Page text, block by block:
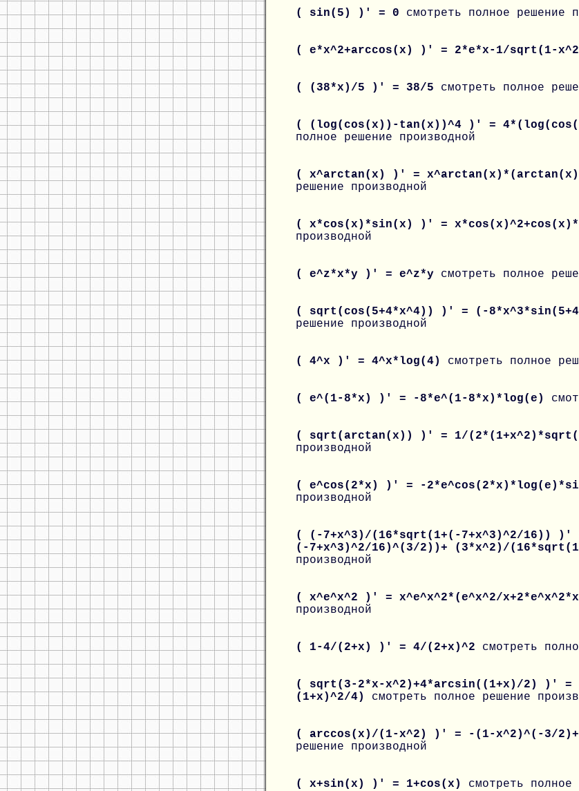
( sin(5) )' = 0 смотреть полное решение
( e*x^2+arccos(x) )' = 2*e*x-1/sqrt(1-
( (38*x)/5 )' = 38/5 смотреть полное
( (log(cos(x))-tan(x))^4 )' =
полное решение производной
( x^arctan(x) )' =
решение производной
( x*cos(x)*sin(x) )' =
производной
( e^z*x*y )' = e^z*y смотреть полное
( sqrt(cos(5+4*x^4)) )' = (-
решение производной
( 4^x )' = 4^x*log(4) смотреть полное
( e^(1-8*x) )' = -8*e^(1-8*x)*log(e)
( sqrt(arctan(x)) )' = 1/
производной
( e^cos(2*x) )' = -
производной
( (-7+x^3)/(16*sqrt(1+(-7+x^3)^2/16)) )'
(-7+x^3)^2/16)^(3/2))+ (3*x^2)/
производной
( x^e^x^2 )' = x^e^x^2*(e^x^2/
производной
( 1-4/(2+x) )' = 4/(2+x)^2 смотреть
( sqrt(3-2*x-x^2)+4*arcsin((1+x)/2) )'
(1+x)^2/4) смотреть полное решение
( arccos(x)/(1-x^2) )' = -(1-x^2)^(-3/
решение производной
( x+sin(x) )' = 1+cos(x) смотреть полное